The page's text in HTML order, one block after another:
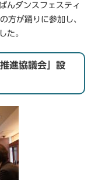
んダンスフェスティ
方が踊りに参加し、
た。
進協議会」設